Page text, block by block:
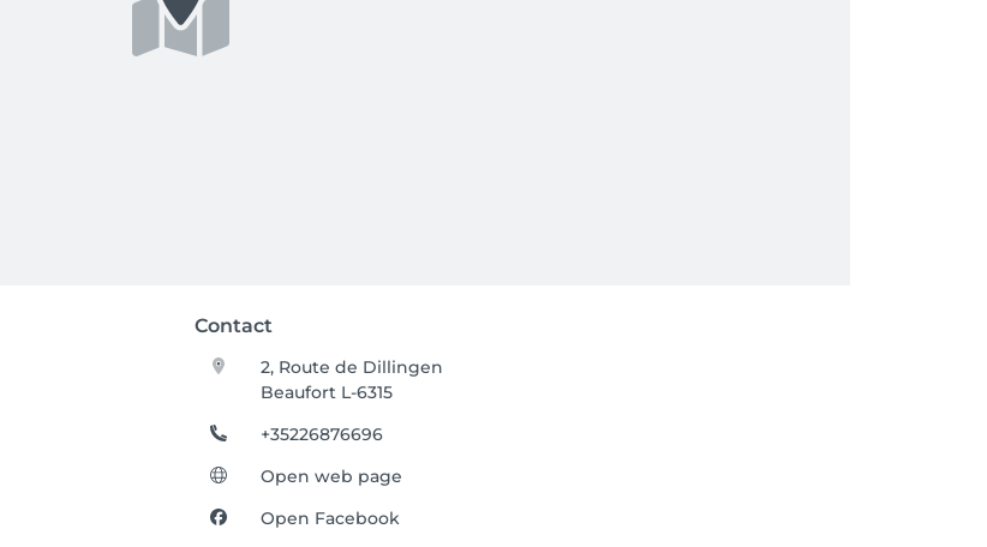
Contact
2, Route de Dillingen
Beaufort L-6315
+35226876696
Open web page
Open Facebook